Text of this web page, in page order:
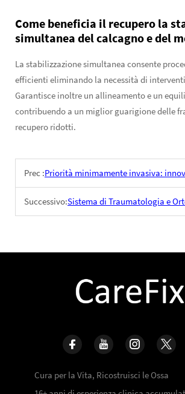
Come beneficia il recupero la
simultanea del calcagno e del
La stabilizzazione simultanea consente
efficienti eliminando la necessità di
Garantisce inoltre un allineamento e un
contribuendo a un miglior guarigione delle
recupero ridotti.
Prec :Priorità minimamente invasiva: innovazione della tecnologia di fissaggio interno
Successivo:Sistema di Traumatologia e Ortopedia per Adulti: Applicazione della Piastra di Blocco HTO nella
Cura per la Vita, Ricostruisci le Ossa